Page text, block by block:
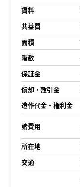
賃料
共益費
面積
階数
保証金
償却・敷引金
造作代金・権利金
諸費用
所在地
交通